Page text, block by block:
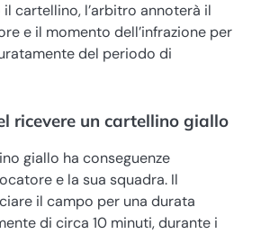
cartellino, l’arbitro annoterà il
e il momento dell’infrazione per
del periodo di
ricevere un cartellino giallo
giallo ha conseguenze
e la sua squadra. Il
il campo per una durata
di circa 10 minuti, durante i